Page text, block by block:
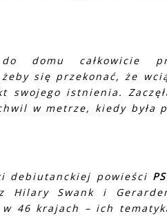
domu całkowicie
się przekonać, że
swojego istnienia.
w metrze, kiedy była
debiutanckiej powieści
Hilary Swank i
46 krajach – ich